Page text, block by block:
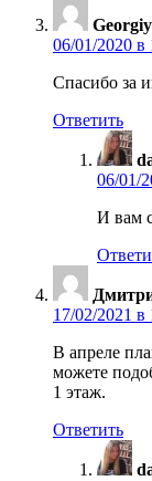
Georgiy
06/01/2020 в
Спасибо за
Ответить
06/01/
И вам
17/02/2021 в
В апреле
можете
1 этаж.
Ответить